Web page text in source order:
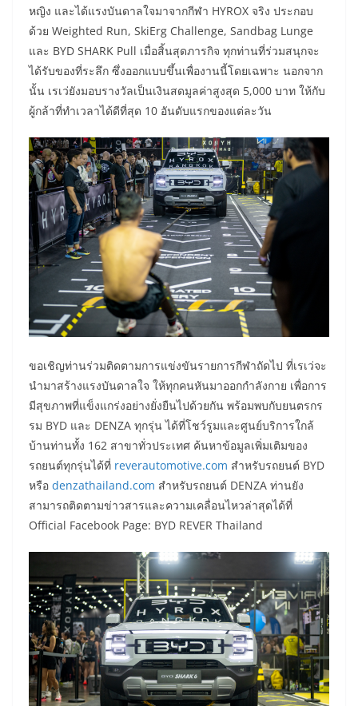
หญิง และได้แรงบันดาลใจมาจากกีฬา HYROX จริง ประกอบ
ด้วย Weighted Run, SkiErg Challenge, Sandbag Lunge
และ BYD SHARK Pull เมื่อสิ้นสุดภารกิจ ทุกท่านที่ร่วมสนุกจะ
ได้รับของที่ระลึก ซึ่งออกแบบขึ้นเพื่องานนี้โดยเฉพาะ นอกจาก
นั้น เรเว่ยังมอบรางวัลเป็นเงินสดมูลค่าสูงสุด 5,000 บาท ให้กับ
ผู้กล้าที่ทำเวลาได้ดีที่สุด 10 อันดับแรกของแต่ละวัน
ขอเชิญท่านร่วมติดตามการแข่งขันรายการกีฬาถัดไป ที่เรเว่จะ
นำมาสร้างแรงบันดาลใจ ให้ทุกคนหันมาออกกำลังกาย เพื่อการ
มีสุขภาพที่แข็งแกร่งอย่างยั่งยืนไปด้วยกัน พร้อมพบกับยนตรกร
รม BYD และ DENZA ทุกรุ่น ได้ที่โชว์รูมและศูนย์บริการใกล้
บ้านท่านทั้ง 162 สาขาทั่วประเทศ ค้นหาข้อมูลเพิ่มเติมของ
รถยนต์ทุกรุ่นได้ที่ reverautomotive.com สำหรับรถยนต์ BYD
หรือ denzathailand.com สำหรับรถยนต์ DENZA ท่านยัง
สามารถติดตามข่าวสารและความเคลื่อนไหวล่าสุดได้ที่
Official Facebook Page: BYD REVER Thailand